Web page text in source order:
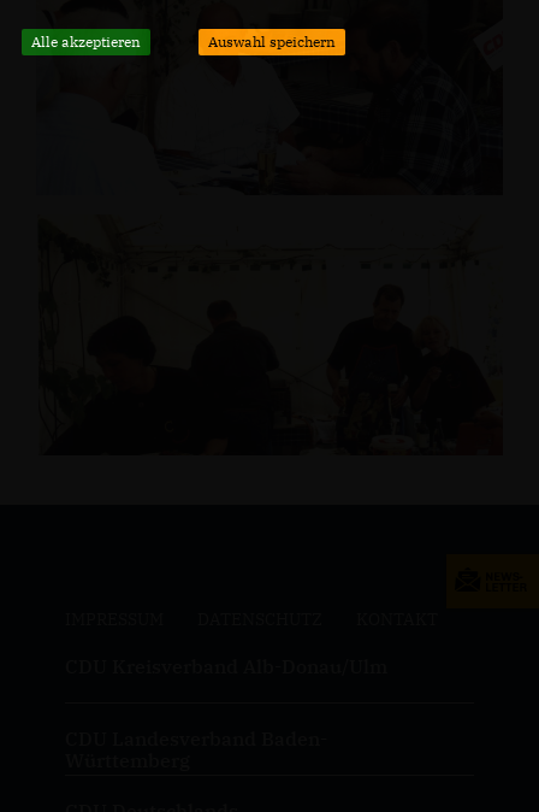
Alle akzeptieren Auswahl speichern